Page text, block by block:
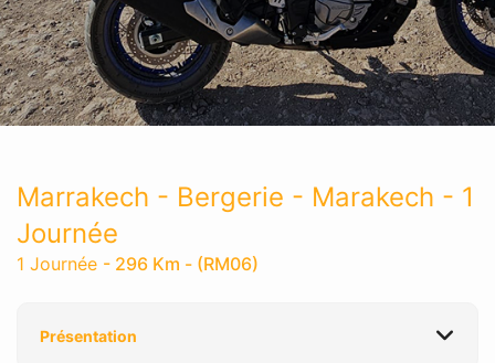
Marrakech - Bergerie - Marakech - 1
Journée
1 Journée - 296 Km - (RM06)
Présentation